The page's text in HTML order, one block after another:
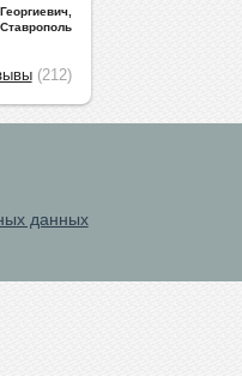
,
Ставрополь
(212)
данных